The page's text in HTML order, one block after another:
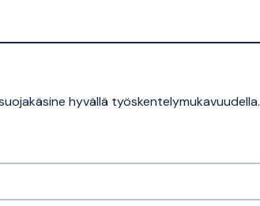
hyvällä työskentelymukavuudella.